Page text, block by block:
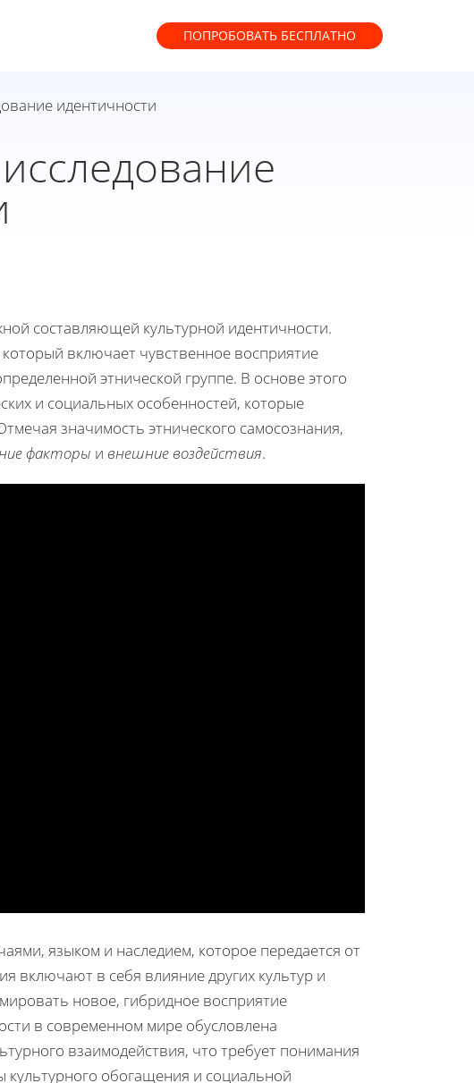
ПОПРОБОВАТЬ БЕСПЛАТНО
идентичности
составляющей культурной идентичности.
включает чувственное восприятие
этнической группе. В основе этого
и социальных особенностей, которые
значимость этнического самосознания,
факторы и внешние воздействия.
языком и наследием, которое передается от
включают в себя влияние других культур и
новое, гибридное восприятие
в современном мире обусловлена
взаимодействия, что требует понимания
культурного обогащения и социальной